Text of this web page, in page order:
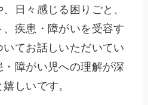
日々感じる困りごと、
疾患・障がいを受容す
てお話しいただいてい
障がい児への理解が深
しいです。